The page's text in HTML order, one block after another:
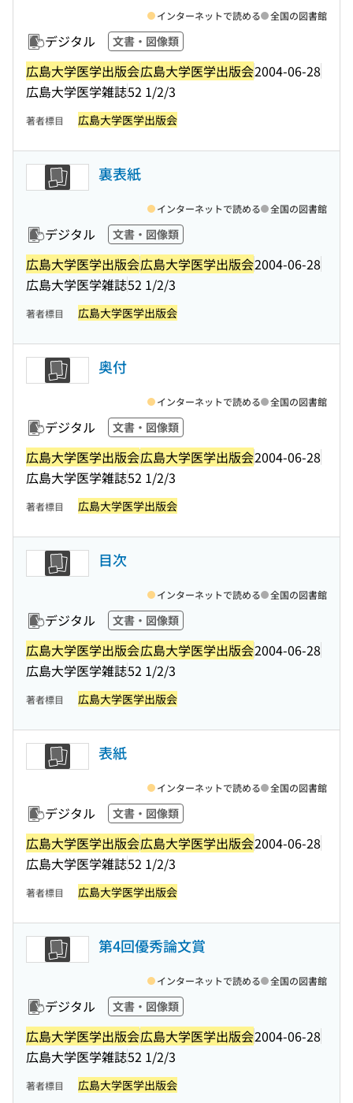
デジタル 文書・図像類
広島大学医学出版会広島大学医学出版会2004-06-28
広島大学医学雑誌52 1/2/3
インターネットで読める 全国の図書館
著者標目 広島大学医学出版会
裏表紙
デジタル 文書・図像類
広島大学医学出版会広島大学医学出版会2004-06-28
広島大学医学雑誌52 1/2/3
インターネットで読める 全国の図書館
著者標目 広島大学医学出版会
奥付
デジタル 文書・図像類
広島大学医学出版会広島大学医学出版会2004-06-28
広島大学医学雑誌52 1/2/3
インターネットで読める 全国の図書館
著者標目 広島大学医学出版会
目次
デジタル 文書・図像類
広島大学医学出版会広島大学医学出版会2004-06-28
広島大学医学雑誌52 1/2/3
インターネットで読める 全国の図書館
著者標目 広島大学医学出版会
表紙
デジタル 文書・図像類
広島大学医学出版会広島大学医学出版会2004-06-28
広島大学医学雑誌52 1/2/3
インターネットで読める 全国の図書館
著者標目 広島大学医学出版会
第4回優秀論文賞
デジタル 文書・図像類
広島大学医学出版会広島大学医学出版会2004-06-28
広島大学医学雑誌52 1/2/3
インターネットで読める 全国の図書館
著者標目 広島大学医学出版会